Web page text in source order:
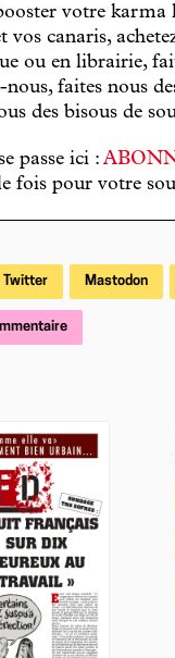
votre
vos canaris,
ou en librairie,
nous, faites nous
des bisous de
passe ici :
fois pour votre
Twitter Mastodon